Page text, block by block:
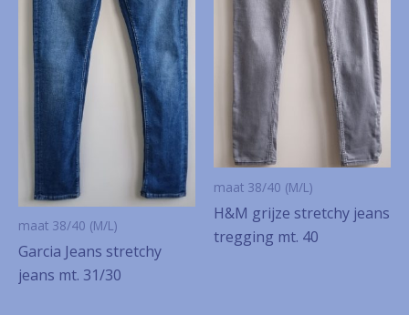
maat 38/40 (M/L)
Garcia Jeans stretchy
jeans mt. 31/30
maat 38/40 (M/L)
H&M grijze stretchy jeans
tregging mt. 40